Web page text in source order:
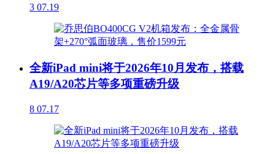
3 07.19
全新iPad mini将于2026年10月发布，搭载
A19/A20芯片等多项重磅升级
8 07.17